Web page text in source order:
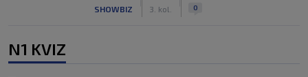
SHOWBIZ 3. kol. 0
N1 KVIZ